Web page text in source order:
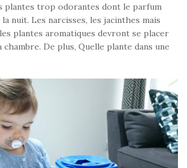
plantes trop odorantes dont le parfum
nuit. Les narcisses, les jacinthes mais
plantes aromatiques devront se placer
chambre. De plus, Quelle plante dans une